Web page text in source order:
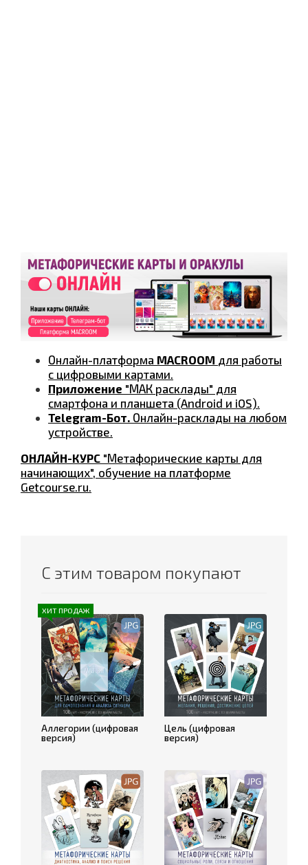
Онлайн-платформа MACROOM для работы
с цифровыми картами.
Приложение "МАК расклады" для
смартфона и планшета (Android и iOS).
Telegram-Бот. Онлайн-расклады на любом
устройстве.
ОНЛАЙН-КУРС "Метафорические карты для
начинающих", обучение на платформе
Getcourse.ru.
С этим товаром покупают
ХИТ ПРОДАЖ
Аллегории (цифровая
версия)
Цель (цифровая
версия)